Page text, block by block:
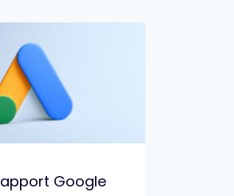
Google